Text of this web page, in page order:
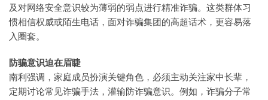
及对网络安全意识较为薄弱的弱点进行精准诈骗。这类群体习
惯相信权威或陌生电话，面对诈骗集团的高超话术，更容易落
入圈套。
防骗意识迫在眉睫
南利强调，家庭成员扮演关键角色，必须主动关注家中长辈，
定期讨论常见诈骗手法，灌输防诈骗意识。例如，诈骗分子常